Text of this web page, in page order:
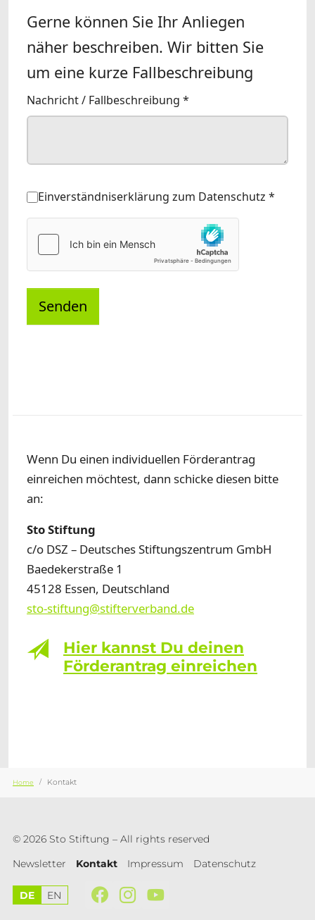
Gerne können Sie Ihr Anliegen
näher beschreiben. Wir bitten Sie
um eine kurze Fallbeschreibung
Nachricht / Fallbeschreibung *
Einverständniserklärung zum Datenschutz *
Senden
Wenn Du einen individuellen Förderantrag
einreichen möchtest, dann schicke diesen bitte
an:
Sto Stiftung
c/o DSZ – Deutsches Stiftungszentrum GmbH
Baedekerstraße 1
45128 Essen, Deutschland
sto-stiftung@stifterverband.de
Hier kannst Du deinen
Förderantrag einreichen
Home Kontakt
© 2026 Sto Stiftung – All rights reserved
Newsletter
Kontakt Impressum Datenschutz
DE EN
FacebookInstagramYouTube